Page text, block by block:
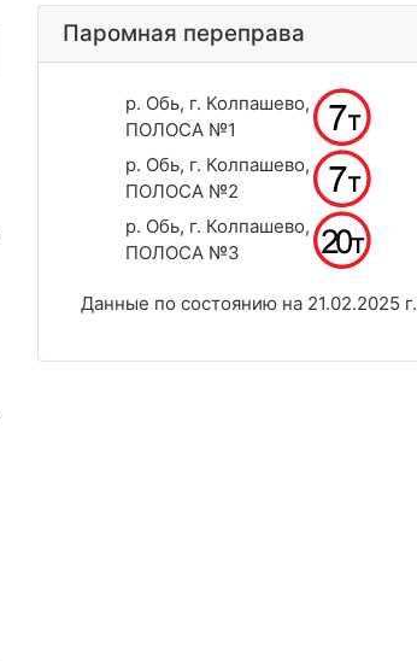
Паромная переправа
р. Обь, г. Колпашево,
ПОЛОСА №1
р. Обь, г. Колпашево,
ПОЛОСА №2
р. Обь, г. Колпашево,
ПОЛОСА №3
Данные по состоянию на 21.02.2025 г.